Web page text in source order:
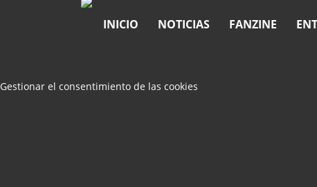
INICIO NOTICIAS FANZINE
Gestionar el consentimiento de las cookies